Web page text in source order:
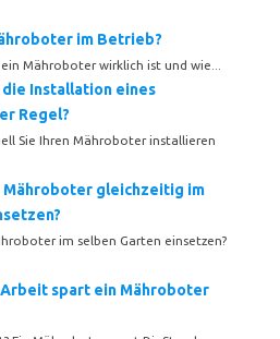
im Betrieb?
Mähroboter wirklich ist und wie...
Installation eines
Regel?
Sie Ihren Mähroboter installieren
Mähroboter gleichzeitig im
im selben Garten einsetzen?
spart ein Mähroboter